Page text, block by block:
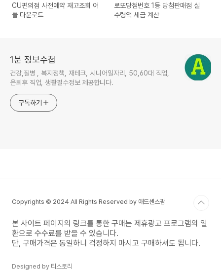
CU편의점 사전예약 재고조회 어
플 다운로드
로또당첨번호 1등 당첨판매점 실
수령액 세금 계산
1분 정보수첩
건강,질병 , 복지정책, 재테크, 시니어일자리, 50,60대 직업,
은퇴후 직업, 생활필수정보 제공합니다.
구독하기
Copyrights © 2024 All Rights Reserved by 애드센스팜
본 사이트 페이지의 링크를 통한 구매는 제휴광고 프로그램의 일
환으로 수수료를 받을 수 있습니다.
단, 구매가격은 동일하니 걱정하지 마시고 구매하셔도 됩니다.
Designed by 티스토리